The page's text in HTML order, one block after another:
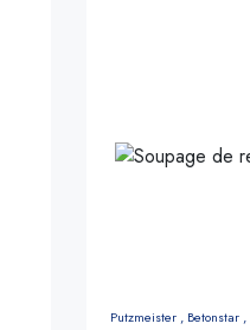
Putzmeister , Betonstar ,